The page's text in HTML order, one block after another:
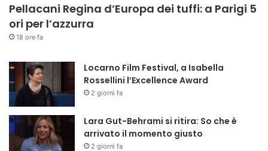
Pellacani Regina d’Europa dei tuffi: a Parigi 5
ori per l’azzurra
18 ore fa
Locarno Film Festival, a Isabella
Rossellini l’Excellence Award
2 giorni fa
Lara Gut-Behrami si ritira: So che è
arrivato il momento giusto
2 giorni fa